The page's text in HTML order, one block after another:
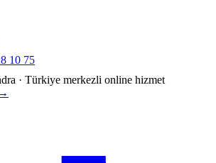
10 75
· Türkiye merkezli online hizmet
→